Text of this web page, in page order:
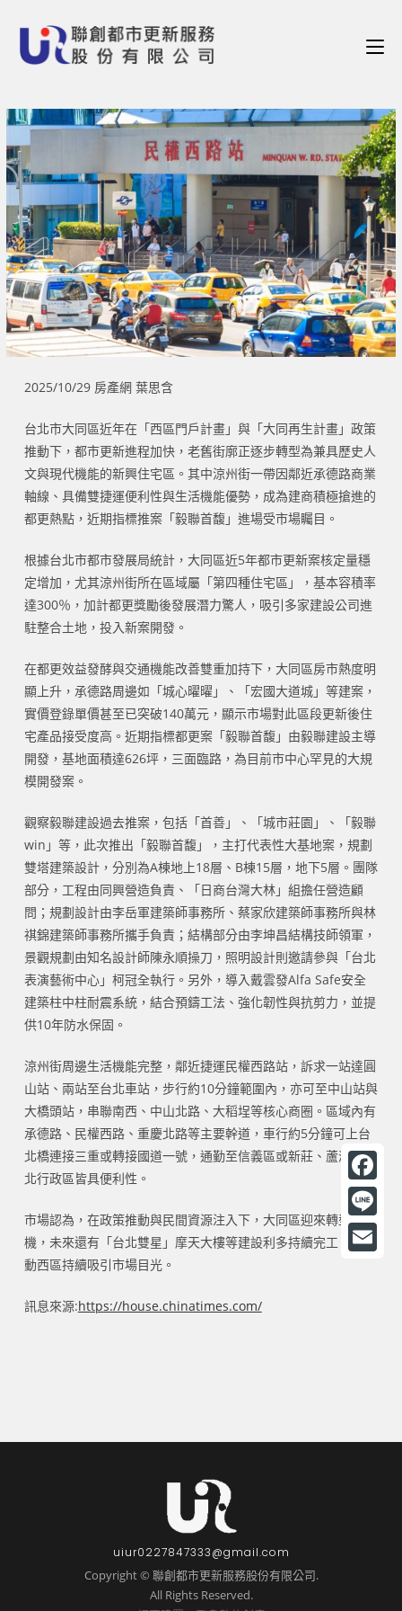
2025/10/29 房產網 葉思含
台北市大同區近年在「西區門戶計畫」與「大同再生計畫」政策
推動下，都市更新進程加快，老舊街廓正逐步轉型為兼具歷史人
文與現代機能的新興住宅區。其中涼州街一帶因鄰近承德路商業
軸線、具備雙捷運便利性與生活機能優勢，成為建商積極搶進的
都更熱點，近期指標推案「毅聯首馥」進場受市場矚目。
根據台北市都市發展局統計，大同區近5年都市更新案核定量穩
定增加，尤其涼州街所在區域屬「第四種住宅區」，基本容積率
達300％，加計都更獎勵後發展潛力驚人，吸引多家建設公司進
駐整合土地，投入新案開發。
在都更效益發酵與交通機能改善雙重加持下，大同區房市熱度明
顯上升，承德路周邊如「城心曜曜」、「宏國大道城」等建案，
實價登錄單價甚至已突破140萬元，顯示市場對此區段更新後住
宅產品接受度高。近期指標都更案「毅聯首馥」由毅聯建設主導
開發，基地面積達626坪，三面臨路，為目前市中心罕見的大規
模開發案。
觀察毅聯建設過去推案，包括「首善」、「城市莊園」、「毅聯
win」等，此次推出「毅聯首馥」，主打代表性大基地案，規劃
雙塔建築設計，分別為A棟地上18層、B棟15層，地下5層。團隊
部分，工程由同興營造負責、「日商台灣大林」組擔任營造顧
問；規劃設計由李岳軍建築師事務所、蔡家欣建築師事務所與林
祺錦建築師事務所攜手負責；結構部分由李坤昌結構技師領軍，
景觀規劃由知名設計師陳永順操刀，照明設計則邀請參與「台北
表演藝術中心」柯冠全執行。另外，導入戴雲發Alfa Safe安全
建築柱中柱耐震系統，結合預鑄工法、強化韌性與抗剪力，並提
供10年防水保固。
涼州街周邊生活機能完整，鄰近捷運民權西路站，訴求一站達圓
山站、兩站至台北車站，步行約10分鐘範圍內，亦可至中山站與
大橋頭站，串聯南西、中山北路、大稻埕等核心商圈。區域內有
承德路、民權西路、重慶北路等主要幹道，車行約5分鐘可上台
北橋連接三重或轉接國道一號，通勤至信義區或新莊、蘆洲等新
北行政區皆具便利性。
市場認為，在政策推動與民間資源注入下，大同區迎來轉型契
機，未來還有「台北雙星」摩天大樓等建設利多持續完工，也帶
動西區持續吸引市場目光。
訊息來源:https://house.chinatimes.com/
uiur0227847333@gmail.com
Copyright © 聯創都市更新服務股份有限公司.
All Rights Reserved.
F
a
c
L